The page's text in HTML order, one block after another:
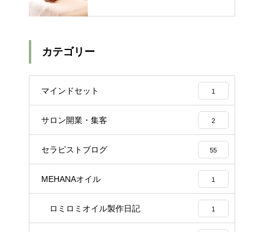
カテゴリー
マインドセット 1
サロン開業・集客 2
セラピストブログ 55
MEHANAオイル 1
ロミロミオイル製作日記 1